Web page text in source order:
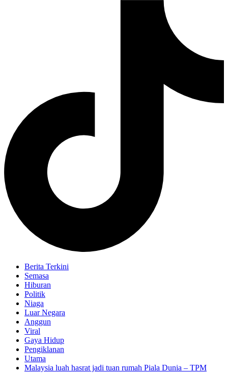
Berita Terkini
Semasa
Hiburan
Politik
Niaga
Luar Negara
Anggun
Viral
Gaya Hidup
Pengiklanan
Utama
Malaysia luah hasrat jadi tuan rumah Piala Dunia – TPM